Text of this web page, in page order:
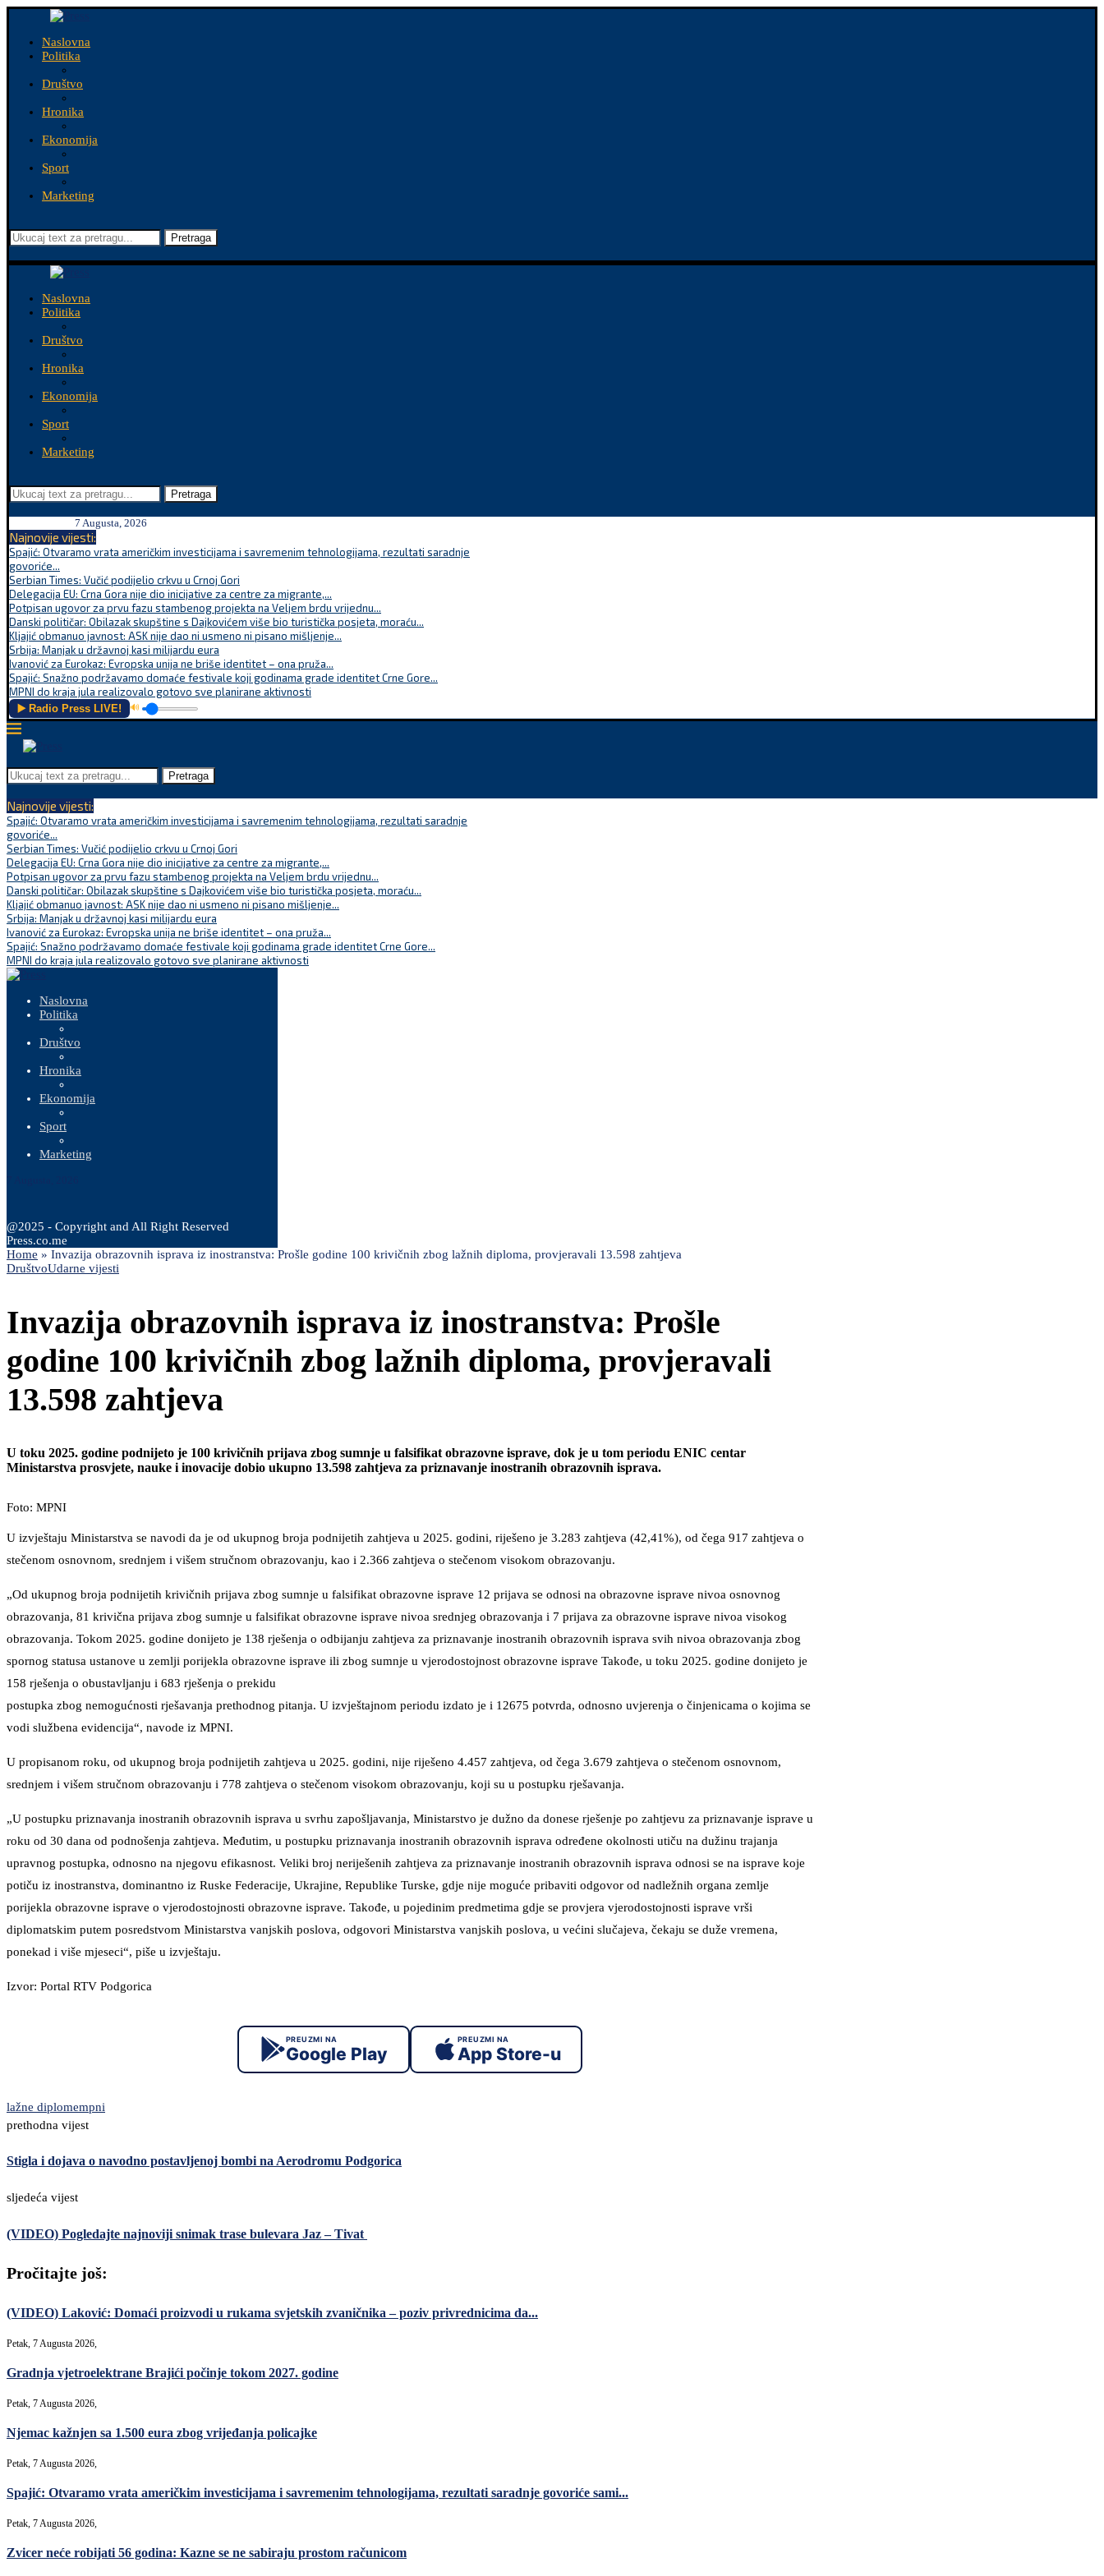
Naslovna
Politika
Društvo
Hronika
Ekonomija
Sport
Marketing
Pretraga
Naslovna
Politika
Društvo
Hronika
Ekonomija
Sport
Marketing
Pretraga
7 Augusta, 2026
Najnovije vijesti:
Spajić: Otvaramo vrata američkim investicijama i savremenim tehnologijama, rezultati saradnje
govoriće...
Serbian Times: Vučić podijelio crkvu u Crnoj Gori
Delegacija EU: Crna Gora nije dio inicijative za centre za migrante,...
Potpisan ugovor za prvu fazu stambenog projekta na Veljem brdu vrijednu...
Danski političar: Obilazak skupštine s Dajkovićem više bio turistička posjeta, moraću...
Kljajić obmanuo javnost: ASK nije dao ni usmeno ni pisano mišljenje...
Srbija: Manjak u državnoj kasi milijardu eura
Ivanović za Eurokaz: Evropska unija ne briše identitet – ona pruža...
Spajić: Snažno podržavamo domaće festivale koji godinama grade identitet Crne Gore...
MPNI do kraja jula realizovalo gotovo sve planirane aktivnosti
▶️ Radio Press LIVE! 🔊
Pretraga
Najnovije vijesti:
Spajić: Otvaramo vrata američkim investicijama i savremenim tehnologijama, rezultati saradnje
govoriće...
Serbian Times: Vučić podijelio crkvu u Crnoj Gori
Delegacija EU: Crna Gora nije dio inicijative za centre za migrante,...
Potpisan ugovor za prvu fazu stambenog projekta na Veljem brdu vrijednu...
Danski političar: Obilazak skupštine s Dajkovićem više bio turistička posjeta, moraću...
Kljajić obmanuo javnost: ASK nije dao ni usmeno ni pisano mišljenje...
Srbija: Manjak u državnoj kasi milijardu eura
Ivanović za Eurokaz: Evropska unija ne briše identitet – ona pruža...
Spajić: Snažno podržavamo domaće festivale koji godinama grade identitet Crne Gore...
MPNI do kraja jula realizovalo gotovo sve planirane aktivnosti
Naslovna
Politika
Društvo
Hronika
Ekonomija
Sport
Marketing
@2025 - Copyright and All Right Reserved
Press.co.me
Home » Invazija obrazovnih isprava iz inostranstva: Prošle godine 100 krivičnih zbog lažnih diploma, provjeravali 13.598 zahtjeva
DruštvoUdarne vijesti
Invazija obrazovnih isprava iz inostranstva: Prošle
godine 100 krivičnih zbog lažnih diploma, provjeravali
13.598 zahtjeva
U toku 2025. godine podnijeto je 100 krivičnih prijava zbog sumnje u falsifikat obrazovne isprave, dok je u tom periodu ENIC centar
Ministarstva prosvjete, nauke i inovacije dobio ukupno 13.598 zahtjeva za priznavanje inostranih obrazovnih isprava.
Foto: MPNI
U izvještaju Ministarstva se navodi da je od ukupnog broja podnijetih zahtjeva u 2025. godini, riješeno je 3.283 zahtjeva (42,41%), od čega 917 zahtjeva o
stečenom osnovnom, srednjem i višem stručnom obrazovanju, kao i 2.366 zahtjeva o stečenom visokom obrazovanju.
„Od ukupnog broja podnijetih krivičnih prijava zbog sumnje u falsifikat obrazovne isprave 12 prijava se odnosi na obrazovne isprave nivoa osnovnog
obrazovanja, 81 krivična prijava zbog sumnje u falsifikat obrazovne isprave nivoa srednjeg obrazovanja i 7 prijava za obrazovne isprave nivoa visokog
obrazovanja. Tokom 2025. godine donijeto je 138 rješenja o odbijanju zahtjeva za priznavanje inostranih obrazovnih isprava svih nivoa obrazovanja zbog
spornog statusa ustanove u zemlji porijekla obrazovne isprave ili zbog sumnje u vjerodostojnost obrazovne isprave Takođe, u toku 2025. godine donijeto je
158 rješenja o obustavljanju i 683 rješenja o prekidu
postupka zbog nemogućnosti rješavanja prethodnog pitanja. U izvještajnom periodu izdato je i 12675 potvrda, odnosno uvjerenja o činjenicama o kojima se
vodi službena evidencija“, navode iz MPNI.
U propisanom roku, od ukupnog broja podnijetih zahtjeva u 2025. godini, nije riješeno 4.457 zahtjeva, od čega 3.679 zahtjeva o stečenom osnovnom,
srednjem i višem stručnom obrazovanju i 778 zahtjeva o stečenom visokom obrazovanju, koji su u postupku rješavanja.
„U postupku priznavanja inostranih obrazovnih isprava u svrhu zapošljavanja, Ministarstvo je dužno da donese rješenje po zahtjevu za priznavanje isprave u
roku od 30 dana od podnošenja zahtjeva. Međutim, u postupku priznavanja inostranih obrazovnih isprava određene okolnosti utiču na dužinu trajanja
upravnog postupka, odnosno na njegovu efikasnost. Veliki broj neriješenih zahtjeva za priznavanje inostranih obrazovnih isprava odnosi se na isprave koje
potiču iz inostranstva, dominantno iz Ruske Federacije, Ukrajine, Republike Turske, gdje nije moguće pribaviti odgovor od nadležnih organa zemlje
porijekla obrazovne isprave o vjerodostojnosti obrazovne isprave. Takođe, u pojedinim predmetima gdje se provjera vjerodostojnosti isprave vrši
diplomatskim putem posredstvom Ministarstva vanjskih poslova, odgovori Ministarstva vanjskih poslova, u većini slučajeva, čekaju se duže vremena,
ponekad i više mjeseci“, piše u izvještaju.
Izvor: Portal RTV Podgorica
PREUZMI NA
Google Play
PREUZMI NA
App Store-u
lažne diplomempni
prethodna vijest
Stigla i dojava o navodno postavljenoj bombi na Aerodromu Podgorica
sljedeća vijest
(VIDEO) Pogledajte najnoviji snimak trase bulevara Jaz – Tivat
Pročitajte još:
(VIDEO) Laković: Domaći proizvodi u rukama svjetskih zvaničnika – poziv privrednicima da...
Petak, 7 Augusta 2026,
Gradnja vjetroelektrane Brajići počinje tokom 2027. godine
Petak, 7 Augusta 2026,
Njemac kažnjen sa 1.500 eura zbog vrijeđanja policajke
Petak, 7 Augusta 2026,
Spajić: Otvaramo vrata američkim investicijama i savremenim tehnologijama, rezultati saradnje govoriće sami...
Petak, 7 Augusta 2026,
Zvicer neće robijati 56 godina: Kazne se ne sabiraju prostom računicom